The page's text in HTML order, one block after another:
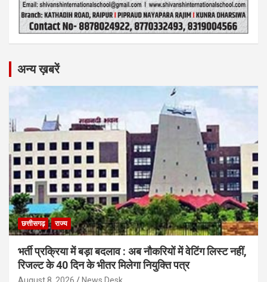
अन्य ख़बरें
छत्तीसगढ़ राज्य
भर्ती प्रक्रिया में बड़ा बदलाव : अब नौकरियों में वेटिंग लिस्ट नहीं,
रिजल्ट के 40 दिन के भीतर मिलेगा नियुक्ति पत्र
August 8, 2026 News Desk